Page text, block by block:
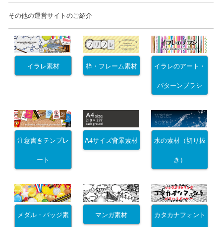
その他の運営サイトのご紹介
イラレ素材 枠・フレーム素材 イラレのアート・
パターンブラシ
注意書きテンプレ
ート
A4サイズ背景素材 水の素材（切り抜
き）
メダル・バッジ素 マンガ素材 カタカナフォント